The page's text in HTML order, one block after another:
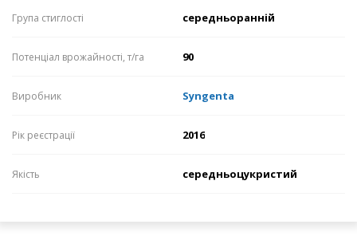
Група стиглості середньоранній
Потенціал врожайності, т/га 90
Виробник Syngenta
Рік реєстрації 2016
Якість середньоцукристий